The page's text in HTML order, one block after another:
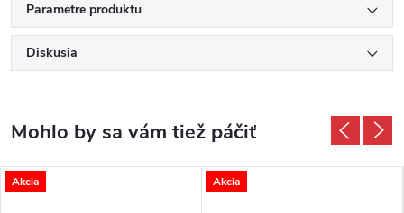
Parametre produktu
Diskusia
Akcia Akcia